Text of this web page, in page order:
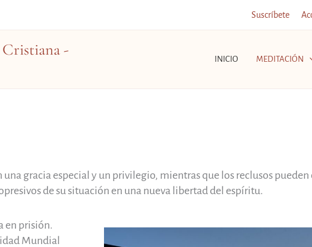
Suscríbete
-
INICIO MEDITACIÓN
una gracia especial y un privilegio, mientras que los reclusos
de su situación en una nueva libertad del espíritu.
en prisión.
Mundial